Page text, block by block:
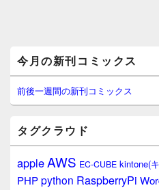
イ
ン
サ
イ
ウ
ィ
ジ
ェ
今月の新刊コミックス
前後一週間の新刊コミックス
タグクラウド
appleAWS EC-CUBE kintone(
PHPpython RaspberryPi